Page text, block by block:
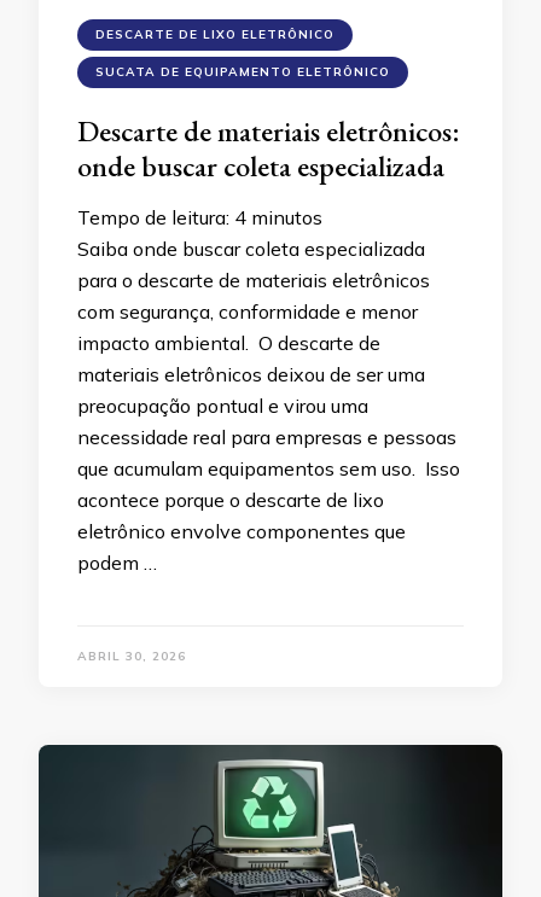
DESCARTE DE LIXO ELETRÔNICO
SUCATA DE EQUIPAMENTO ELETRÔNICO
Descarte de materiais eletrônicos:
onde buscar coleta especializada
Tempo de leitura: 4 minutos
Saiba onde buscar coleta especializada
para o descarte de materiais eletrônicos
com segurança, conformidade e menor
impacto ambiental. O descarte de
materiais eletrônicos deixou de ser uma
preocupação pontual e virou uma
necessidade real para empresas e pessoas
que acumulam equipamentos sem uso. Isso
acontece porque o descarte de lixo
eletrônico envolve componentes que
podem …
ABRIL 30, 2026